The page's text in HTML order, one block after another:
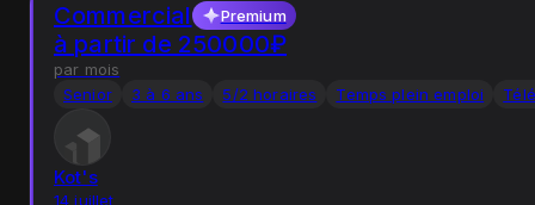
Commercial Premium
à partir de 250000₽
par mois
Senior
3 à 6 ans 5/2 horaires Temps plein emploi
Kot's
14 juillet